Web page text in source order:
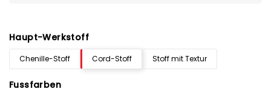
Haupt-Werkstoff
Chenille-Stoff Cord-Stoff Stoff mit Textur
Fussfarben